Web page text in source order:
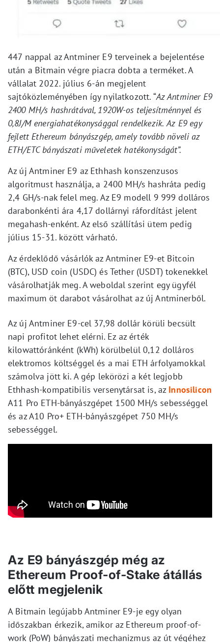
447 nappal az Antminer E9 terveinek a bejelentése
után a Bitmain végre piacra dobta a terméket. A
vállalat 2022. július 6-án megjelent
sajtóközleményében így nyilatkozott. “Az Antminer E9
2400 MH/s hashrátával, 1920W-os teljesítménnyel és
0,8J/M energiahatékonysággal rendelkezik. Az E9 egy
fejlett Ethereum bányászgép, amely tovább növeli az
ETH/ETC bányászati műveletek hatékonyságát”.
Az új Antminer E9 az Ethhash konszenzusos
algoritmust használja, a 2400 MH/s hashráta pedig
2,4 GH/s-nak felel meg. Az E9 modell 9 999 dolláros
darabonkénti ára 4,17 dollárnyi ráfordítást jelent
megahash-enként. Az első szállítási ütem pedig
július 15-31. között várható.
Az érdeklődő vásárlók az Antminer E9-et Bitcoin
(BTC), USD coin (USDC) és Tether (USDT) tokenekkel
vásárolhatják meg. A weboldal szerint egy ügyfél
maximum öt darabot vásárolhat az új Antminerből.
Az új Antminer E9-cel 37,98 dollár körüli becsült
napi profitot lehet elérni. Ez az érték
kilowattóránként (kWh) körülbelül 0,12 dolláros
elektromos költséggel és a mai ETH árfolyamokkal
számolva jött ki. A gép lekörözi a két legjobb
Ethhash-kompatibilis versenytársat is, az Innosilicon
A11 Pro ETH-bányászgépet 1500 MH/s sebességgel
és az A10 Pro+ ETH-bányászgépet 750 MH/s
sebességgel.
Az E9 bányászgép még az
Ethereum Proof-of-Stake átállás
előtt megjelenik
A Bitmain legújabb Antminer E9-je egy olyan
időszakban érkezik, amikor az Ethereum proof-of-
work (PoW) bányászati mechanizmus az út végéhez